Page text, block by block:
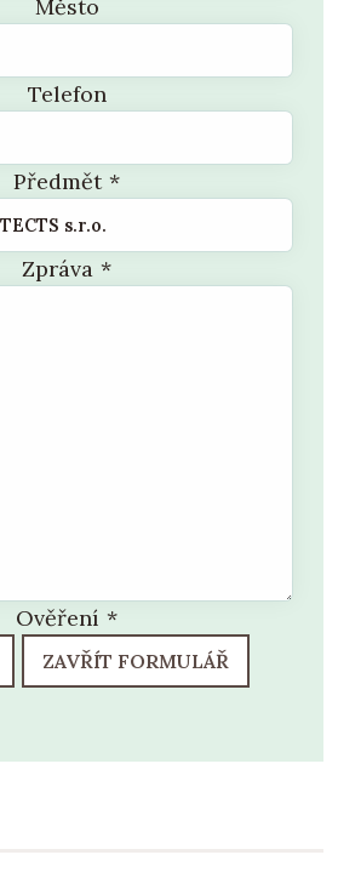
Město
Telefon
Předmět*
Zpráva *
Ověření *
ZAVŘÍT FORMULÁŘ